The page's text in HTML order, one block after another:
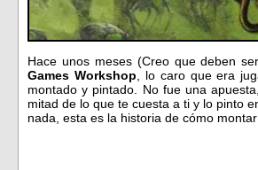
Hace unos meses (Creo que deben
Games Workshop, lo caro que era
montado y pintado. No fue una
mitad de lo que te cuesta a ti y lo pinto
nada, esta es la historia de cómo